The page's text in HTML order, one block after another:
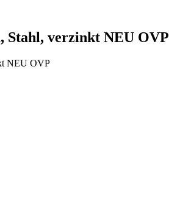
Stahl, verzinkt NEU OVP
NEU OVP